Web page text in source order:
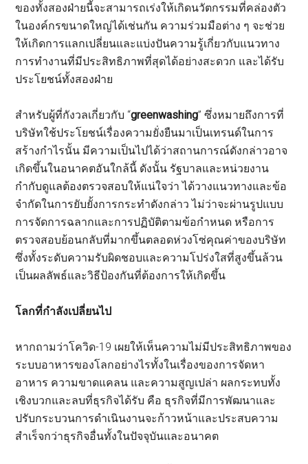
ของทั้งสองฝ่ายนี้จะสามารถเร่งให้เกิดนวัตกรรมที่คล่องตัว
ในองค์กรขนาดใหญ่ได้เช่นกัน ความร่วมมือต่าง ๆ จะช่วย
ให้เกิดการแลกเปลี่ยนและแบ่งปันความรู้เกี่ยวกับแนวทาง
การทำงานที่มีประสิทธิภาพที่สุดได้อย่างสะดวก และได้รับ
ประโยชน์ทั้งสองฝ่าย
สำหรับผู้ที่กังวลเกี่ยวกับ “greenwashing” ซึ่งหมายถึงการที่
บริษัทใช้ประโยชน์เรื่องความยั่งยืนมาเป็นเทรนด์ในการ
สร้างกำไรนั้น มีความเป็นไปได้ว่าสถานการณ์ดังกล่าวอาจ
เกิดขึ้นในอนาคตอันใกล้นี้ ดังนั้น รัฐบาลและหน่วยงาน
กำกับดูแลต้องตรวจสอบให้แน่ใจว่า ได้วางแนวทางและข้อ
จำกัดในการยับยั้งการกระทำดังกล่าว ไม่ว่าจะผ่านรูปแบบ
การจัดการฉลากและการปฏิบัติตามข้อกำหนด หรือการ
ตรวจสอบย้อนกลับที่มากขึ้นตลอดห่วงโซ่คุณค่าของบริษัท
ซึ่งทั้งระดับความรับผิดชอบและความโปร่งใสที่สูงขึ้นล้วน
เป็นผลลัพธ์และวิธีป้องกันที่ต้องการให้เกิดขึ้น
โลกที่กำลังเปลี่ยนไป
หากถามว่าโควิด-19 เผยให้เห็นความไม่มีประสิทธิภาพของ
ระบบอาหารของโลกอย่างไรทั้งในเรื่องของการจัดหา
อาหาร ความขาดแคลน และความสูญเปล่า ผลกระทบทั้ง
เชิงบวกและลบที่ธุรกิจได้รับ คือ ธุรกิจที่มีการพัฒนาและ
ปรับกระบวนการดำเนินงานจะก้าวหน้าและประสบความ
สำเร็จกว่าธุรกิจอื่นทั้งในปัจจุบันและอนาคต